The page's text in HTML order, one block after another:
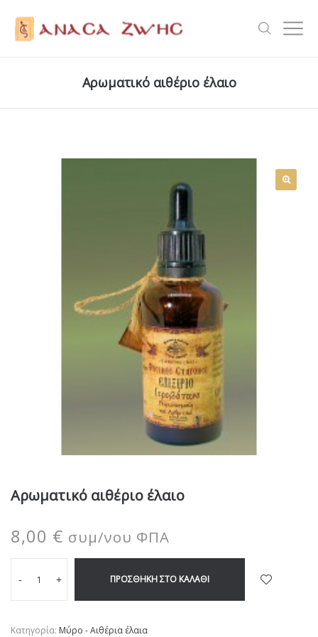
Αρωματικό αιθέριο έλαιο
Αρωματικό αιθέριο έλαιο
8,00 € συμ/νου ΦΠΑ
- + ΠΡΟΣΘΉΚΗ ΣΤΟ ΚΑΛΆΘΙ
Κατηγορία: Μύρο - Αιθέρια έλαια